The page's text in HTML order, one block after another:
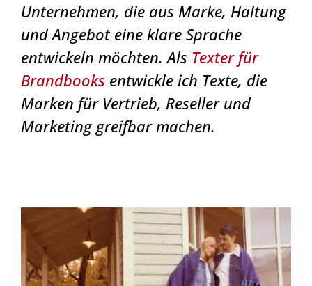
Unternehmen, die aus Marke, Haltung
und Angebot eine klare Sprache
entwickeln möchten. Als Texter für
Brandbooks entwickle ich Texte, die
Marken für Vertrieb, Reseller und
Marketing greifbar machen.